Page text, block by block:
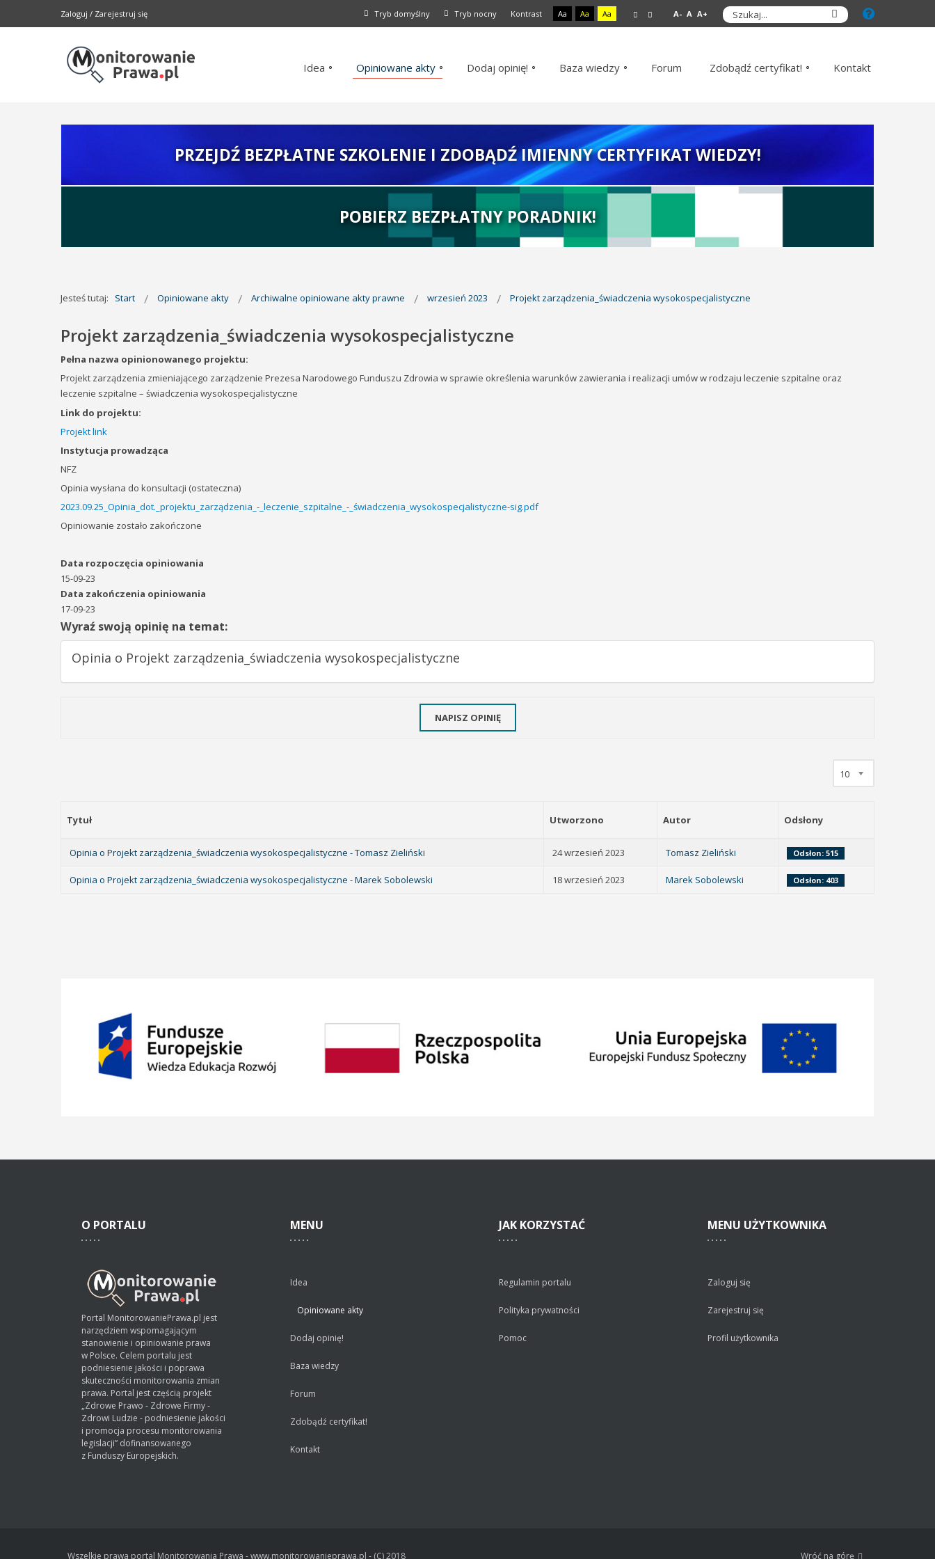
Zaloguj / Zarejestruj się Tryb domyślny Tryb nocny Kontrast Aa Aa Aa A- A A+
Idea Opiniowane akty Dodaj opinię! Baza wiedzy Forum Zdobądź certyfikat! Kontakt
PRZEJDŹ BEZPŁATNE SZKOLENIE I ZDOBĄDŹ IMIENNY CERTYFIKAT WIEDZY!
POBIERZ BEZPŁATNY PORADNIK!
Jesteś tutaj: Start Opiniowane akty Archiwalne opiniowane akty prawne wrzesień 2023 Projekt zarządzenia_świadczenia wysokospecjalistyczne
Projekt zarządzenia_świadczenia wysokospecjalistyczne
Pełna nazwa opinionowanego projektu:
Projekt zarządzenia zmieniającego zarządzenie Prezesa Narodowego Funduszu Zdrowia w sprawie określenia warunków zawierania i realizacji umów w rodzaju leczenie szpitalne oraz
leczenie szpitalne – świadczenia wysokospecjalistyczne
Link do projektu:
Projekt link
Instytucja prowadząca
NFZ
Opinia wysłana do konsultacji (ostateczna)
2023.09.25_Opinia_dot._projektu_zarządzenia_-_leczenie_szpitalne_-_świadczenia_wysokospecjalistyczne-sig.pdf
Opiniowanie zostało zakończone
Data rozpoczęcia opiniowania
15-09-23
Data zakończenia opiniowania
17-09-23
Wyraź swoją opinię na temat:
Opinia o Projekt zarządzenia_świadczenia wysokospecjalistyczne
NAPISZ OPINIĘ
10
Tytuł Utworzono Autor Odsłony
Opinia o Projekt zarządzenia_świadczenia wysokospecjalistyczne - Tomasz Zieliński 24 wrzesień 2023 Tomasz Zieliński Odsłon: 515
Opinia o Projekt zarządzenia_świadczenia wysokospecjalistyczne - Marek Sobolewski 18 wrzesień 2023 Marek Sobolewski Odsłon: 403
O PORTALU
Portal MonitorowaniePrawa.pl jest
narzędziem wspomagającym
stanowienie i opiniowanie prawa
w Polsce. Celem portalu jest
podniesienie jakości i poprawa
skuteczności monitorowania zmian
prawa. Portal jest częścią projekt
„Zdrowe Prawo - Zdrowe Firmy -
Zdrowi Ludzie - podniesienie jakości
i promocja procesu monitorowania
legislacji” dofinansowanego
z Funduszy Europejskich.
MENU
Idea
Opiniowane akty
Dodaj opinię!
Baza wiedzy
Forum
Zdobądź certyfikat!
Kontakt
JAK KORZYSTAĆ
Regulamin portalu
Polityka prywatności
Pomoc
MENU UŻYTKOWNIKA
Zaloguj się
Zarejestruj się
Profil użytkownika
Wszelkie prawa portal Monitorowania Prawa - www.monitorowanieprawa.pl - (C) 2018 Wróć na górę